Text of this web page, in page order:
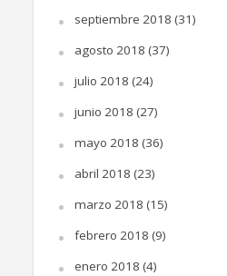
septiembre 2018 (31)
agosto 2018 (37)
julio 2018 (24)
junio 2018 (27)
mayo 2018 (36)
abril 2018 (23)
marzo 2018 (15)
febrero 2018 (9)
enero 2018 (4)